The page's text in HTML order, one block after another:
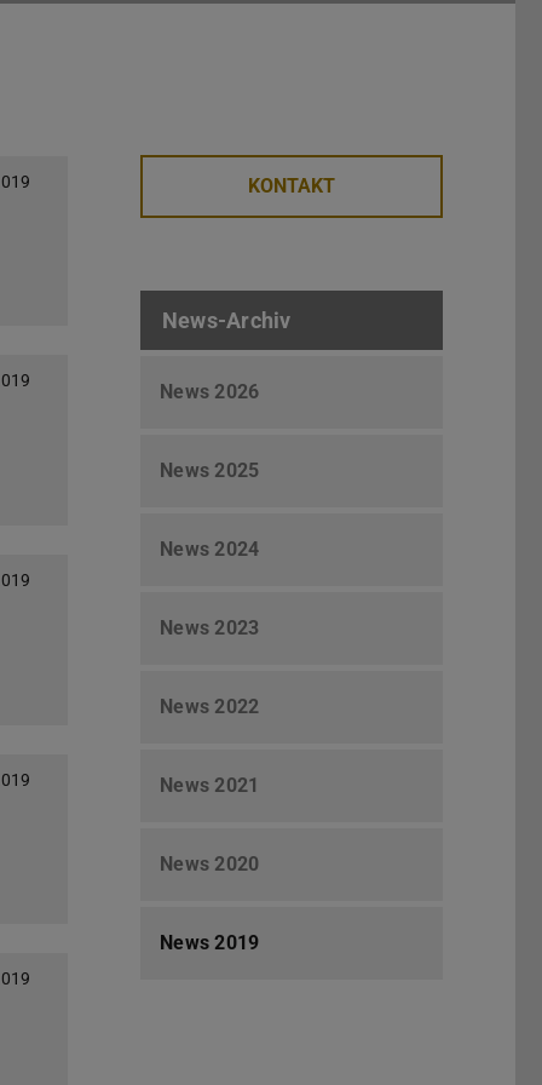
KONTAKT
News-Archiv
News 2026
News 2025
News 2024
News 2023
News 2022
News 2021
News 2020
News 2019